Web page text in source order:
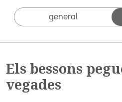
general
Els bessons
vegades